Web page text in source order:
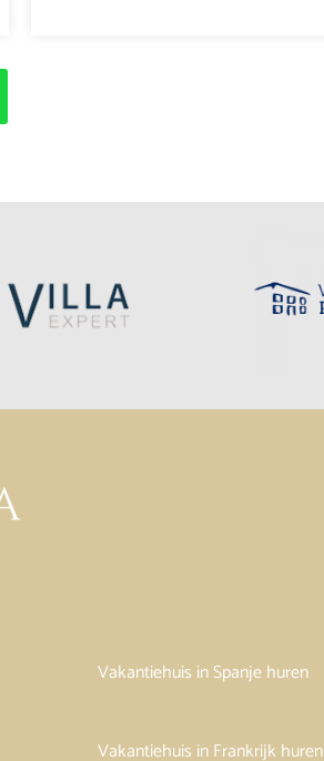
Vakantiehuis in Spanje huren
Vakantiehuis in Frankrijk huren